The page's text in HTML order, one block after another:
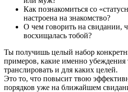
Как познакомиться со
настроена на знакомство?
О чем говорить на свидании,
восхищалась тобой?
Ты получишь целый набор
примеров, какие именно
транслировать и для каких целей.
Это то, что повысит твою
порядков уже на ближайшем